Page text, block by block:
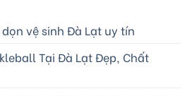
vệ sinh Đà Lạt uy tín
Tại Đà Lạt Đẹp, Chất